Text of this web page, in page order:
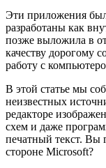
Эти приложения
разработаны как
позже выложила в
качеству дорогому
работу с
В этой статье мы
неизвестных
редакторе
схем и даже
печатный текст. Вы
стороне Microsoft?